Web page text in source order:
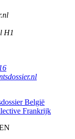
H1
België
Frankrijk